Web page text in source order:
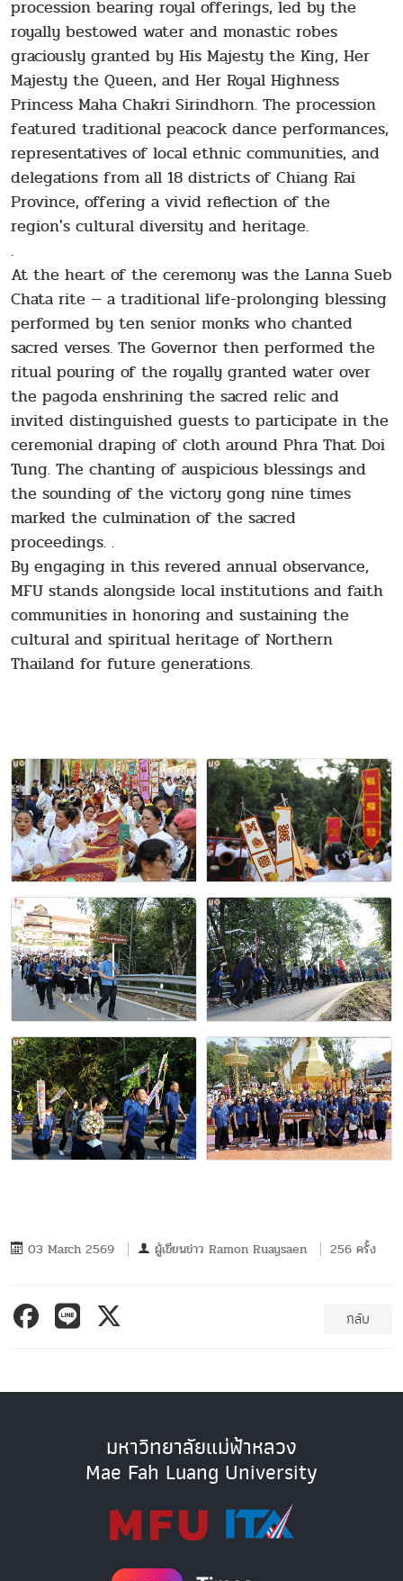
procession bearing royal offerings, led by the
royally bestowed water and monastic robes
graciously granted by His Majesty the King, Her
Majesty the Queen, and Her Royal Highness
Princess Maha Chakri Sirindhorn. The procession
featured traditional peacock dance performances,
representatives of local ethnic communities, and
delegations from all 18 districts of Chiang Rai
Province, offering a vivid reflection of the
region's cultural diversity and heritage.
.
At the heart of the ceremony was the Lanna Sueb
Chata rite — a traditional life-prolonging blessing
performed by ten senior monks who chanted
sacred verses. The Governor then performed the
ritual pouring of the royally granted water over
the pagoda enshrining the sacred relic and
invited distinguished guests to participate in the
ceremonial draping of cloth around Phra That Doi
Tung. The chanting of auspicious blessings and
the sounding of the victory gong nine times
marked the culmination of the sacred
proceedings. .
By engaging in this revered annual observance,
MFU stands alongside local institutions and faith
communities in honoring and sustaining the
cultural and spiritual heritage of Northern
Thailand for future generations.
03 March 2569 ผู้เขียนข่าว Ramon Ruaysaen 256 ครั้ง
กลับ
มหาวิทยาลัยแม่ฟ้าหลวง
Mae Fah Luang University